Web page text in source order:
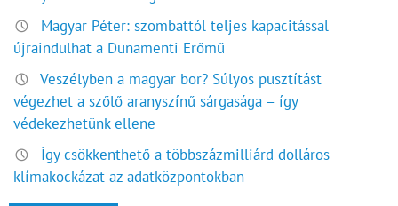
Magyar Péter: szombattól teljes kapacitással
újraindulhat a Dunamenti Erőmű
Veszélyben a magyar bor? Súlyos pusztítást
végezhet a szőlő aranyszínű sárgasága – így
védekezhetünk ellene
Így csökkenthető a többszázmilliárd dolláros
klímakockázat az adatközpontokban